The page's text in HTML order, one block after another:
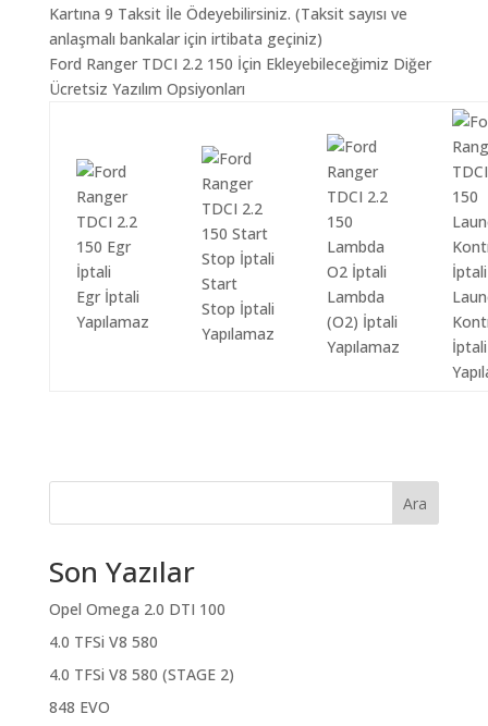
Kartına 9 Taksit İle Ödeyebilirsiniz. (Taksit sayısı ve
anlaşmalı bankalar için irtibata geçiniz)
Ford Ranger TDCI 2.2 150 İçin Ekleyebileceğimiz Diğer
Ücretsiz Yazılım Opsiyonları
Egr İptali
Yapılamaz
Start
Stop İptali
Yapılamaz
Lambda
(O2) İptali
Yapılamaz
İptali
Ara
Son Yazılar
Opel Omega 2.0 DTI 100
4.0 TFSi V8 580
4.0 TFSi V8 580 (STAGE 2)
848 EVO